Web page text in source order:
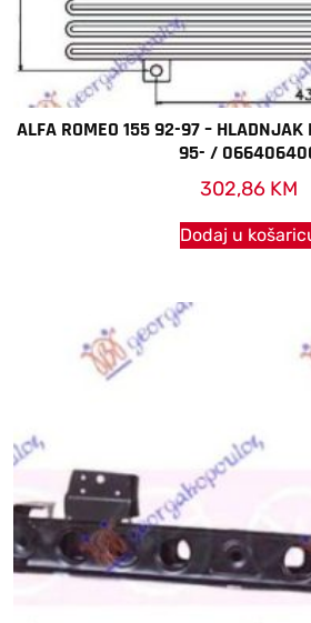
ALFA ROMEO 155 92-97 –
95- /
302,86 KM
Dodaj u